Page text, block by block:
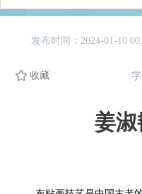
发布时间：2024-01-10
收藏 字
姜